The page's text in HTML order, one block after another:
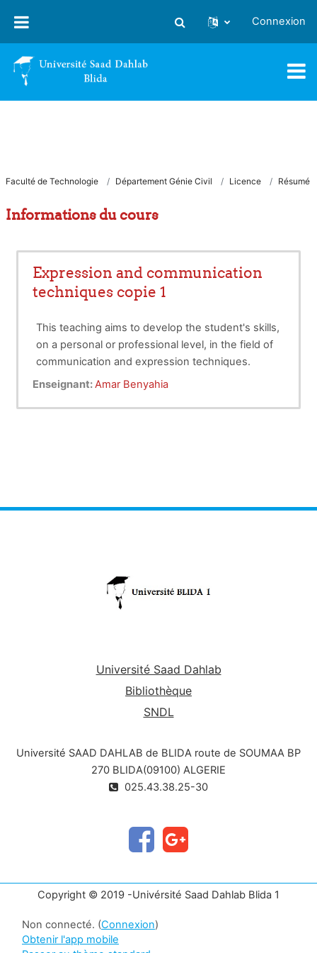
Activer/désactiver la saisie
Connexion
Faculté de Technologie Département Génie Civil Licence Résumé
Informations du cours
Expression and communication
techniques copie 1
This teaching aims to develop the student's skills,
on a personal or professional level, in the field of
communication and expression techniques.
Enseignant: Amar Benyahia
Université Saad Dahlab
Bibliothèque
SNDL
Université SAAD DAHLAB de BLIDA route de SOUMAA BP
270 BLIDA(09100) ALGERIE
025.43.38.25-30
Copyright © 2019 -Univérsité Saad Dahlab Blida 1
Non connecté. (Connexion)
Obtenir l'app mobile